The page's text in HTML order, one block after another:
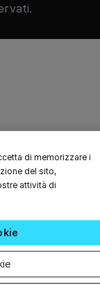
di memorizzare i
del sito,
attività di